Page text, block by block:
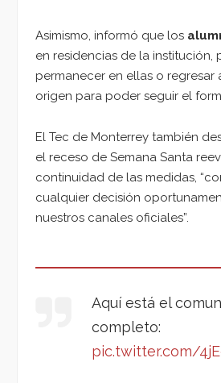
Asimismo, informó que los
en residencias de la institución,
permanecer en ellas o regresar
origen para poder seguir el
El Tec de Monterrey también
el receso de Semana Santa
continuidad de las medidas,
cualquier decisión
nuestros canales oficiales”.
Aquí está el
completo:
pic.twitter.com/